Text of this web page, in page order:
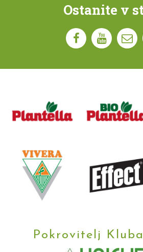
Ostanite v
Pokrovitelj